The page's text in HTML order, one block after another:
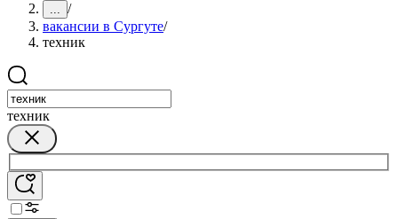
... /
вакансии в Сургуте/
техник
техник